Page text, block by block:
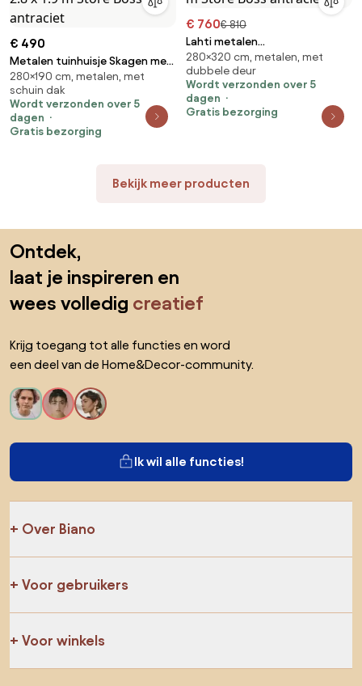
€ 490
Metalen tuinhuisje Skagen met
houtopslag 2.8 x 1.9 m Store
Boss antraciet
280×190 cm, metalen, met
schuin dak
Wordt verzonden over 5
dagen
Gratis bezorging
€ 760€ 810
Lahti metalen
gereedschapshuis 2,8 x 3,2 m
Store Boss antraciet
280×320 cm, metalen, met
dubbele deur
Wordt verzonden over 5
dagen
Gratis bezorging
Bekijk meer producten
Ontdek,
laat je inspireren en
wees volledig creatief
Krijg toegang tot alle functies en word
een deel van de Home&Decor-community.
Ik wil alle functies!
Over Biano
Voor gebruikers
Voor winkels